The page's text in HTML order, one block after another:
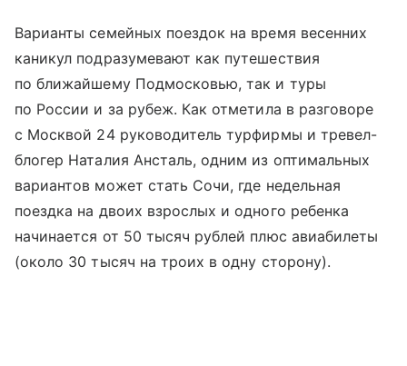
Варианты семейных поездок на время весенних
каникул подразумевают как путешествия
по ближайшему Подмосковью, так и туры
по России и за рубеж. Как отметила в разговоре
с Москвой 24 руководитель турфирмы и тревел-
блогер Наталия Ансталь, одним из оптимальных
вариантов может стать Сочи, где недельная
поездка на двоих взрослых и одного ребенка
начинается от 50 тысяч рублей плюс авиабилеты
(около 30 тысяч на троих в одну сторону).